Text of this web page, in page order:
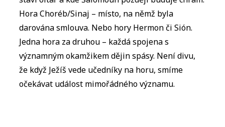
Hora Choréb/Sinaj – místo, na němž byla
darována smlouva. Nebo hory Hermon či Sión.
Jedna hora za druhou – každá spojena s
významným okamžikem dějin spásy. Není divu,
že když Ježíš vede učedníky na horu, smíme
očekávat událost mimořádného významu.